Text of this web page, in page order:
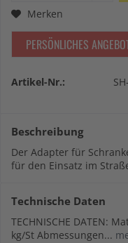
Merken
PERSÖNLICHES
Artikel-Nr.:
Beschreibung
Der Adapter für
für den Einsatz im
Technische Daten
TECHNISCHE DATEN:
kg/St Abmessungen...